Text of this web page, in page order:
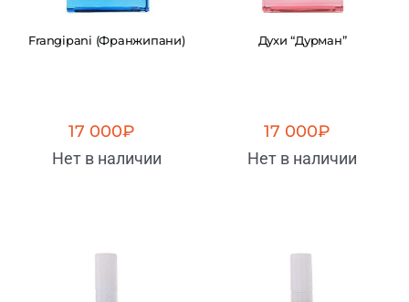
Frangipani (Франжипани)
17 000₽
Нет в наличии
Духи “Дурман”
17 000₽
Нет в наличии